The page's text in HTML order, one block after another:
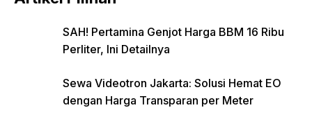
SAH! Pertamina Genjot Harga BBM 16 Ribu
Perliter, Ini Detailnya
Sewa Videotron Jakarta: Solusi Hemat EO
dengan Harga Transparan per Meter